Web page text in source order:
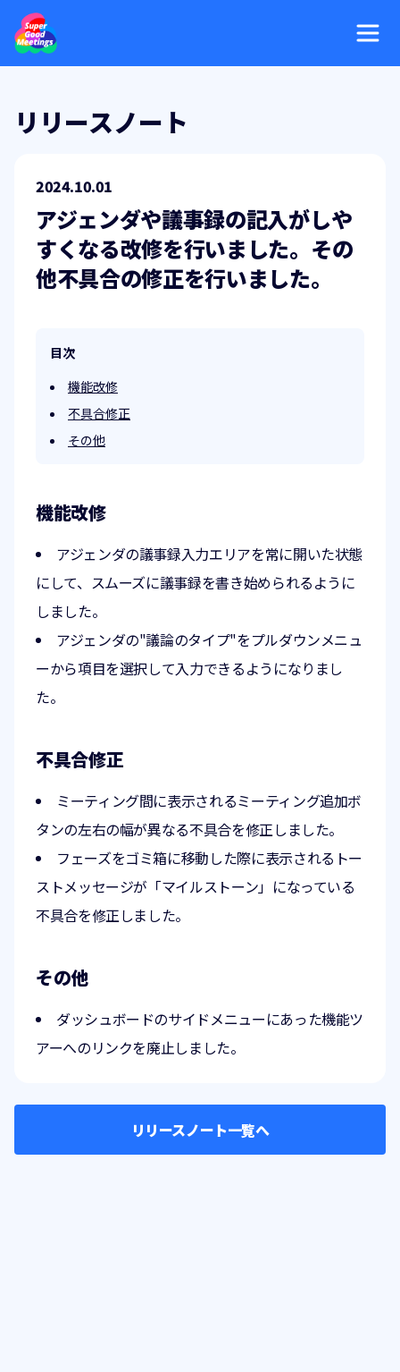
リリースノート
2024.10.01
アジェンダや議事録の記入がしや
すくなる改修を行いました。その
他不具合の修正を行いました。
目次
機能改修
不具合修正
その他
機能改修
アジェンダの議事録入力エリアを常に開いた状態
にして、スムーズに議事録を書き始められるように
しました。
アジェンダの"議論のタイプ"をプルダウンメニュ
ーから項目を選択して入力できるようになりまし
た。
不具合修正
ミーティング間に表示されるミーティング追加ボ
タンの左右の幅が異なる不具合を修正しました。
フェーズをゴミ箱に移動した際に表示されるトー
ストメッセージが「マイルストーン」になっている
不具合を修正しました。
その他
ダッシュボードのサイドメニューにあった機能ツ
アーへのリンクを廃止しました。
リリースノート一覧へ